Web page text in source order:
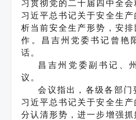
习贯彻党的二十届四中全
习近平总书记关于安全生
析当前安全生产形势 ，安
作。昌吉州党委书记曾艳
话。
昌吉州党委副书记、
议。
会议指出，各级各部门
习近平总书记关于安全生
分认清形势，进一步增强